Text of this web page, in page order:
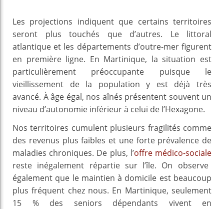
Les projections indiquent que certains territoires
seront plus touchés que d’autres. Le littoral
atlantique et les départements d’outre-mer figurent
en première ligne. En Martinique, la situation est
particulièrement préoccupante puisque le
vieillissement de la population y est déjà très
avancé. À âge égal, nos aînés présentent souvent un
niveau d’autonomie inférieur à celui de l’Hexagone.
Nos territoires cumulent plusieurs fragilités comme
des revenus plus faibles et une forte prévalence de
maladies chroniques. De plus, l’offre médico-sociale
reste inégalement répartie sur l’île. On observe
également que le maintien à domicile est beaucoup
plus fréquent chez nous. En Martinique, seulement
15 % des seniors dépendants vivent en